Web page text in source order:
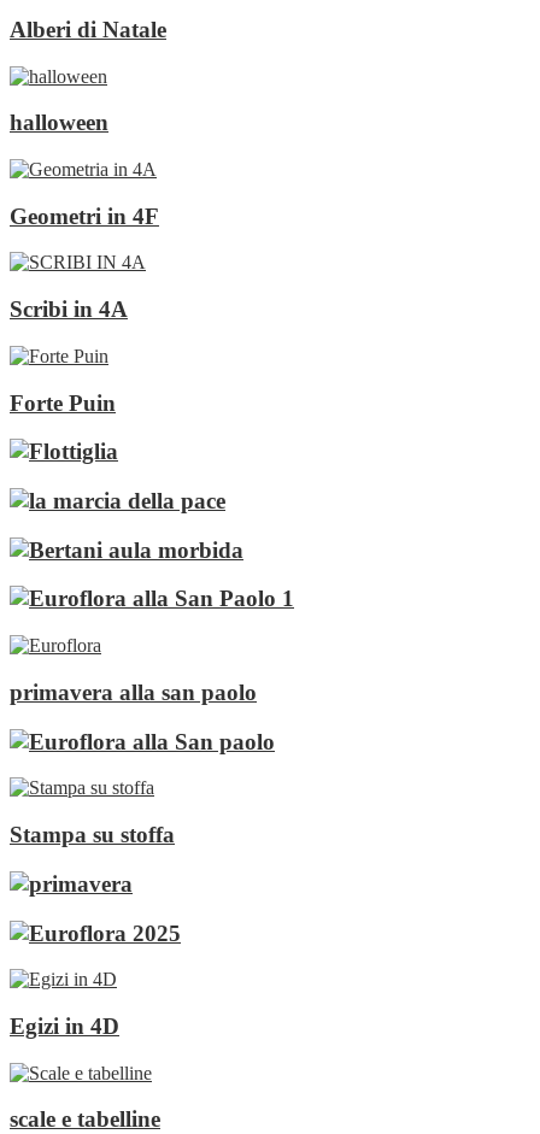
Alberi di Natale
halloween
Geometri in 4F
Scribi in 4A
Forte Puin
primavera alla san paolo
Stampa su stoffa
Egizi in 4D
scale e tabelline